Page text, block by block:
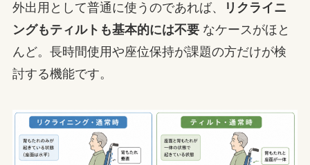
外出用として普通に使うのであれば、
リクライニ
ングもティルトも基本的には不要なケースがほと
んど。長時間使用や座位保持が課題の方だけが検
討する機能です。